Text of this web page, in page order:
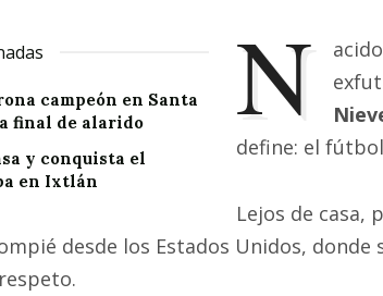
campeón en Santa
final de alarido
y conquista el
en Ixtlán
N
define: el
Lejos de casa,
desde los Estados Unidos,